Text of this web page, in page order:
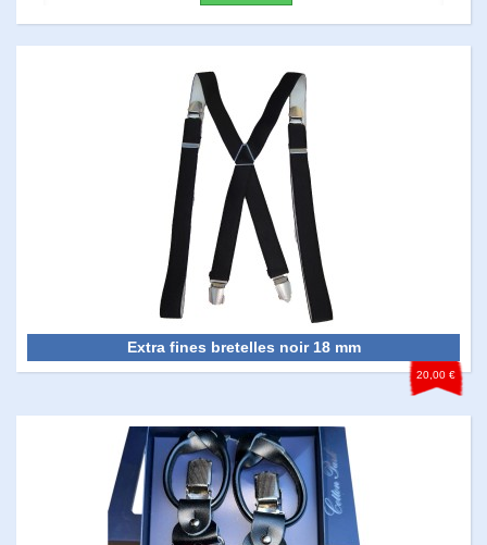
Extra fines bretelles noir 18 mm
20,00 €